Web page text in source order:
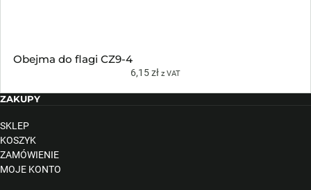
Obejma do flagi CZ9-4
6,15zł z VAT
ZAKUPY
SKLEP
KOSZYK
ZAMÓWIENIE
MOJE KONTO